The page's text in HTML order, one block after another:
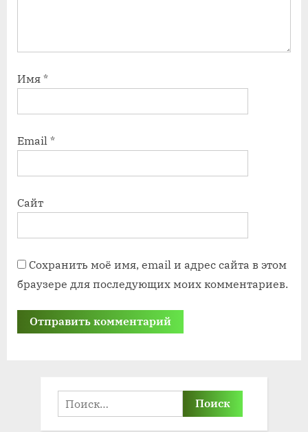
Имя *
Email *
Сайт
Сохранить моё имя, email и адрес сайта в этом
браузере для последующих моих комментариев.
Найти: